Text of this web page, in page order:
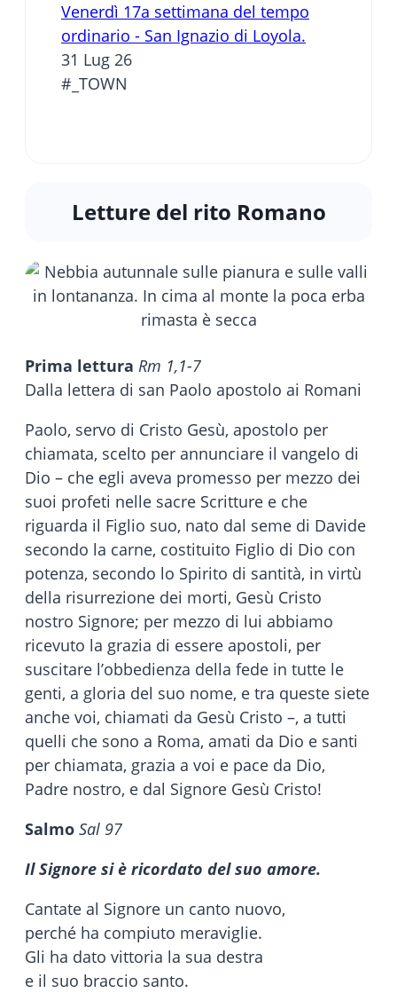
Venerdì 17a settimana del tempo
ordinario - San Ignazio di Loyola.
31 Lug 26
#_TOWN
Letture del rito Romano
Prima lettura Rm 1,1-7
Dalla lettera di san Paolo apostolo ai Romani
Paolo, servo di Cristo Gesù, apostolo per
chiamata, scelto per annunciare il vangelo di
Dio – che egli aveva promesso per mezzo dei
suoi profeti nelle sacre Scritture e che
riguarda il Figlio suo, nato dal seme di Davide
secondo la carne, costituito Figlio di Dio con
potenza, secondo lo Spirito di santità, in virtù
della risurrezione dei morti, Gesù Cristo
nostro Signore; per mezzo di lui abbiamo
ricevuto la grazia di essere apostoli, per
suscitare l’obbedienza della fede in tutte le
genti, a gloria del suo nome, e tra queste siete
anche voi, chiamati da Gesù Cristo –, a tutti
quelli che sono a Roma, amati da Dio e santi
per chiamata, grazia a voi e pace da Dio,
Padre nostro, e dal Signore Gesù Cristo!
Salmo Sal 97
Il Signore si è ricordato del suo amore.
Cantate al Signore un canto nuovo,
perché ha compiuto meraviglie.
Gli ha dato vittoria la sua destra
e il suo braccio santo.